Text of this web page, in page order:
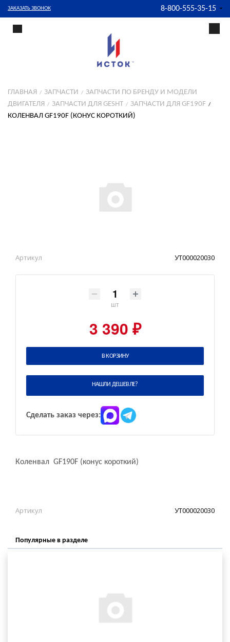
ЗАКАЗАТЬ ЗВОНОК 8-800-555-35-15
ГЛАВНАЯ ЗАПЧАСТИ
ЗАПЧАСТИ ПО БРЕНДУ И МОДЕЛИ
ДВИГАТЕЛЯ
ЗАПЧАСТИ ДЛЯ GESHT
ЗАПЧАСТИ ДЛЯ GF190F
КОЛЕНВАЛ GF190F (КОНУС КОРОТКИЙ)
Артикул УТ000020030
шт
3 390 ₽
В КОРЗИНУ
НАШЛИ ДЕШЕВЛЕ?
Сделать заказ через:
Коленвал GF190F (конус короткий)
Артикул УТ000020030
Популярные в разделе